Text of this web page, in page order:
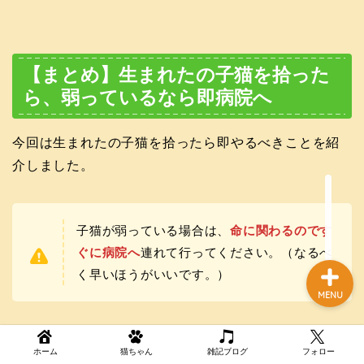
【まとめ】生まれたの子猫を拾った
ら、弱っているなら即病院へ
今回は生まれたの子猫を拾ったら即やるべきことを紹
介しました。
子猫が弱っている場合は、命に関わるのです
ぐに病院へ連れて行ってください。（なるべ
く早いほうがいいです。）
もし病院にいけない場合は、すぐに以下の対応をして
ください。
ホーム 猫ちゃん 雑記ブログ フォロー
MENU
ホーム
猫ちゃん
お問い合わせ